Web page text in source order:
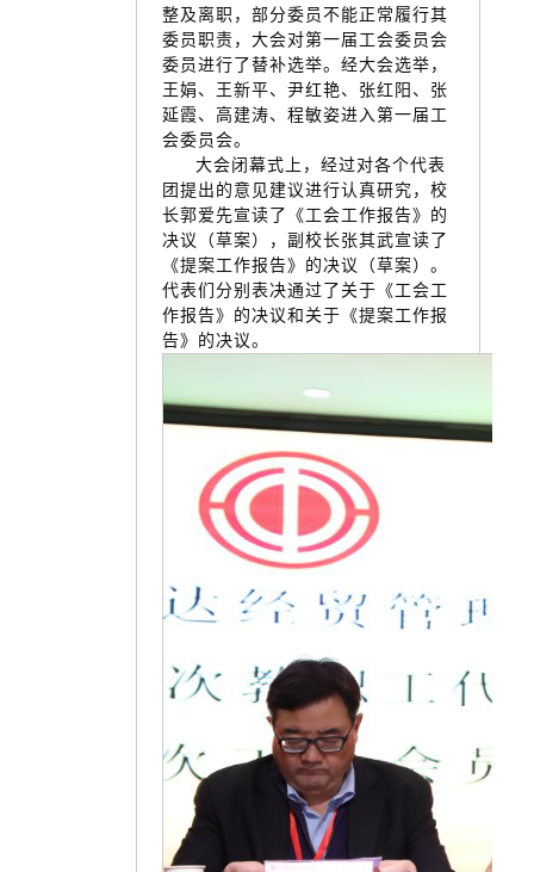
整及离职，部分委员不能正常履行其
委员职责，大会对第一届工会委员会
委员进行了替补选举。经大会选举，
王娟、王新平、尹红艳、张红阳、张
延霞、高建涛、程敏姿进入第一届工
会委员会。
大会闭幕式上，经过对各个代表
团提出的意见建议进行认真研究，校
长郭爱先宣读了《工会工作报告》的
决议（草案），副校长张其武宣读了
《提案工作报告》的决议（草案）。
代表们分别表决通过了关于《工会工
作报告》的决议和关于《提案工作报
告》的决议。